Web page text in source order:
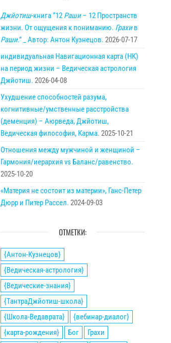
Джйотиш-книга “12 Раши– 12 Пространств
жизни. От ощущения к пониманию. Грахив
Раши.” _ Автор: Антон Кузнецов. 2026-07-17
индивидуальная Навигационная карта (НК)
на период жизни – Ведическая астрология
Джйотиш. 2026-04-08
Ухудшение способностей разума,
когнитивные/умственные расстройства
(деменция) – Аюрведа, Джйотиш,
Ведическая философия, Карма. 2025-10-21
Отношения между мужчиной и женщиной –
Гармония/иерархия vs Баланс/равенство.
2025-10-20
«Материя не состоит из материи», Ганс-Петер
Дюрр и Питер Рассел. 2024-09-03
ОТМЕТКИ:
{Антон-Кузнецов}
{Ведическая-астрология}
{Ведические-знания}
{ТантраДжйотиш-школа}
{Школа-Ведаврата}
{вебинар-диалог}
{карта-рождения}
Бог
Грахи